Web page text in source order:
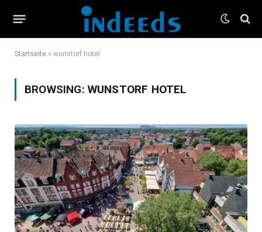
Startseite » wunstorf hotel
BROWSING: WUNSTORF HOTEL